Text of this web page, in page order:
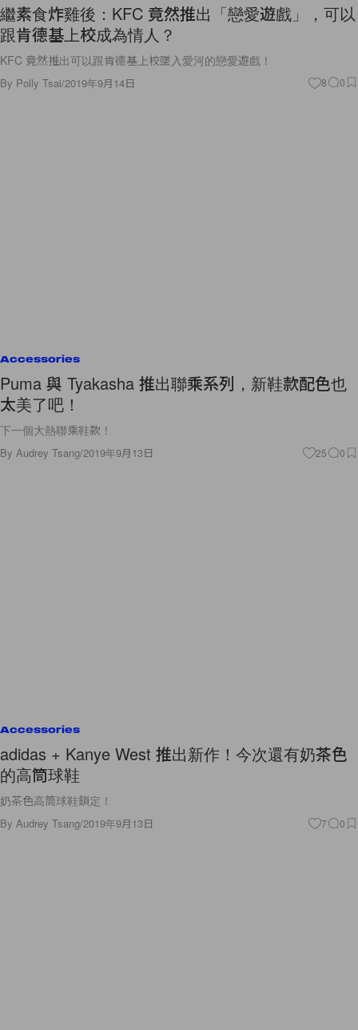
繼素食炸雞後：KFC 竟然推出「戀愛遊戲」，可以
跟肯德基上校成為情人？
KFC 竟然推出可以跟肯德基上校墜入愛河的戀愛遊戲！
By Polly Tsai/2019年9月14日 8 0
Accessories
Puma 與 Tyakasha 推出聯乘系列，新鞋款配色也
太美了吧！
下一個大熱聯乘鞋款！
By Audrey Tsang/2019年9月13日 25 0
Accessories
adidas + Kanye West 推出新作！今次還有奶茶色
的高筒球鞋
奶茶色高筒球鞋鎖定！
By Audrey Tsang/2019年9月13日 7 0